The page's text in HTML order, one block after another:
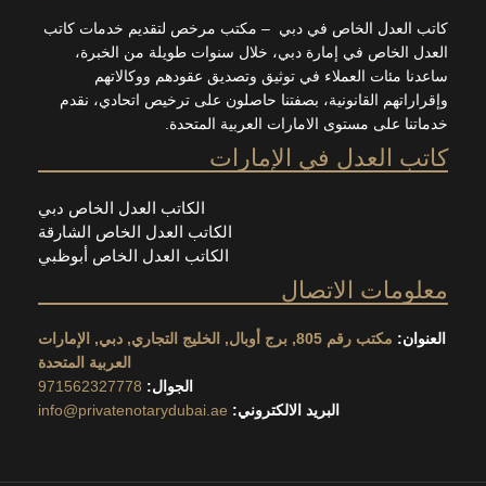
العدل الخاص في دبي – مكتب مرخص لتقديم خدمات كاتب
الخاص في إمارة دبي، خلال سنوات طويلة من الخبرة،
مئات العملاء في توثيق وتصديق عقودهم ووكالاتهم
القانونية، بصفتنا حاصلون على ترخيص اتحادي، نقدم
على مستوى الامارات العربية المتحدة.
العدل في الإمارات
الكاتب العدل الخاص دبي
الكاتب العدل الخاص الشارقة
الكاتب العدل الخاص أبوظبي
الاتصال
مكتب رقم 805, برج أوبال, الخليج التجاري, دبي, الإمارات
العربية المتحدة
971562327778
البريد الالكتروني: info@privatenotarydubai.ae